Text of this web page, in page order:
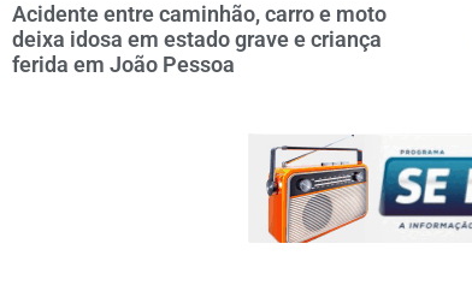
Acidente entre caminhão, carro e moto
deixa idosa em estado grave e criança
ferida em João Pessoa